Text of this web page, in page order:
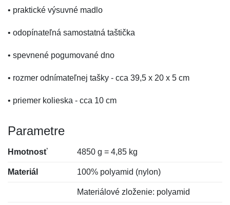
• praktické výsuvné madlo
• odopínateľná samostatná taštička
• spevnené pogumované dno
• rozmer odnímateľnej tašky - cca 39,5 x 20 x 5 cm
• priemer kolieska - cca 10 cm
Parametre
Hmotnosť 4850 g = 4,85 kg
Materiál 100% polyamid (nylon)
Materiálové zloženie: polyamid